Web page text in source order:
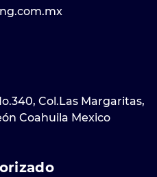
Col.Las Margaritas,
Coahuila Mexico